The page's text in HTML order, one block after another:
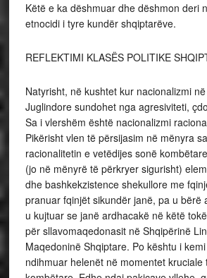
Këtë e ka dëshmuar dhe dëshmon deri
etnocidi i tyre kundër shqiptarëve.
REFLEKTIMI KLASËS POLITIKE
Natyrisht, në kushtet kur nacionalizmi
Juglindore sundohet nga agresiviteti,
Sa i vlershëm është nacionalizmi
Pikërisht vlen të përsijasim në mënyra
racionalitetin e vetëdijes sonë
(jo në mënyrë të përkryer sigurisht)
dhe bashkekzistence shekullore me
pranuar fqinjët sikundër janë, pa u bërë
u kujtuar se janë ardhacakë në këtë
për sllavomaqedonasit në Shqipërinë
Maqedoninë Shqiptare. Po kështu i
ndihmuar helenët në momentet kruciale